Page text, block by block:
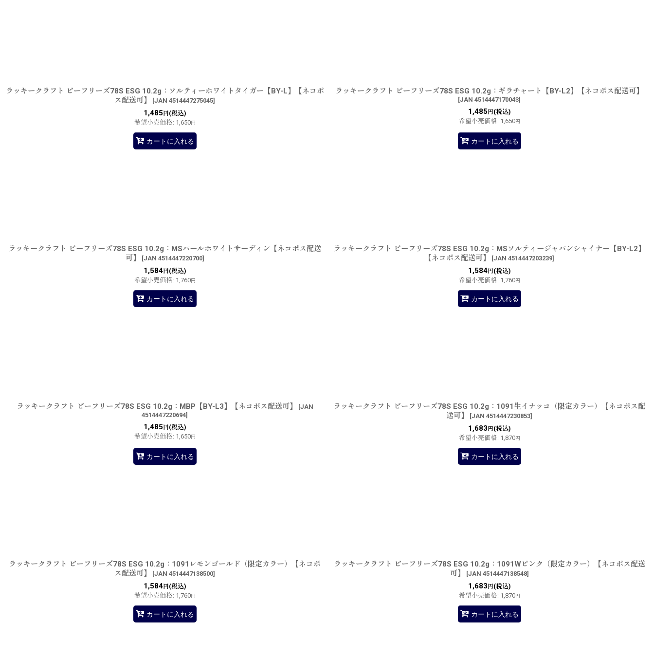
ラッキークラフト ビーフリーズ78S ESG 10.2g：ソルティーホワイトタイガー【BY-L】【ネコポ
ス配送可】
[JAN 4514447275045]
1,485 円(税込)
希望小売価格: 1,650円
カートに入れる
ラッキークラフト ビーフリーズ78S ESG 10.2g：ギラチャート【BY-L2】【ネコポス配送可】
[JAN 4514447170043]
1,485 円(税込)
希望小売価格: 1,650円
カートに入れる
ラッキークラフト ビーフリーズ78S ESG 10.2g：MSパールホワイトサーディン【ネコポス配送
可】
[JAN 4514447220700]
1,584円(税込)
希望小売価格: 1,760円
カートに入れる
ラッキークラフト ビーフリーズ78S ESG 10.2g：MSソルティージャパンシャイナー【BY-L2】
【ネコポス配送可】
[JAN 4514447203239]
1,584円(税込)
希望小売価格: 1,760円
カートに入れる
ラッキークラフト ビーフリーズ78S ESG 10.2g：MBP【BY-L3】【ネコポス配送可】 [JAN
4514447220694]
1,485 円(税込)
希望小売価格: 1,650円
カートに入れる
ラッキークラフト ビーフリーズ78S ESG 10.2g：1091生イナッコ（限定カラー）【ネコポス配
送可】
[JAN 4514447230853]
1,683 円(税込)
希望小売価格: 1,870円
カートに入れる
ラッキークラフト ビーフリーズ78S ESG 10.2g：1091レモンゴールド（限定カラー）【ネコポ
ス配送可】
[JAN 4514447138500]
1,584円(税込)
希望小売価格: 1,760円
カートに入れる
ラッキークラフト ビーフリーズ78S ESG 10.2g：1091Wピンク（限定カラー）【ネコポス配送
可】
[JAN 4514447138548]
1,683 円(税込)
希望小売価格: 1,870円
カートに入れる